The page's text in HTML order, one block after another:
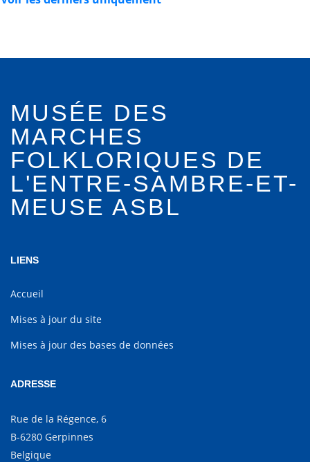
MUSÉE DES
MARCHES
FOLKLORIQUES DE
L'ENTRE-SAMBRE-ET-
MEUSE ASBL
LIENS
Accueil
Mises à jour du site
Mises à jour des bases de données
ADRESSE
Rue de la Régence, 6
B-6280 Gerpinnes
Belgique